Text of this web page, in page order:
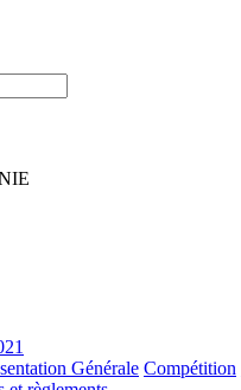
Générale Compétition